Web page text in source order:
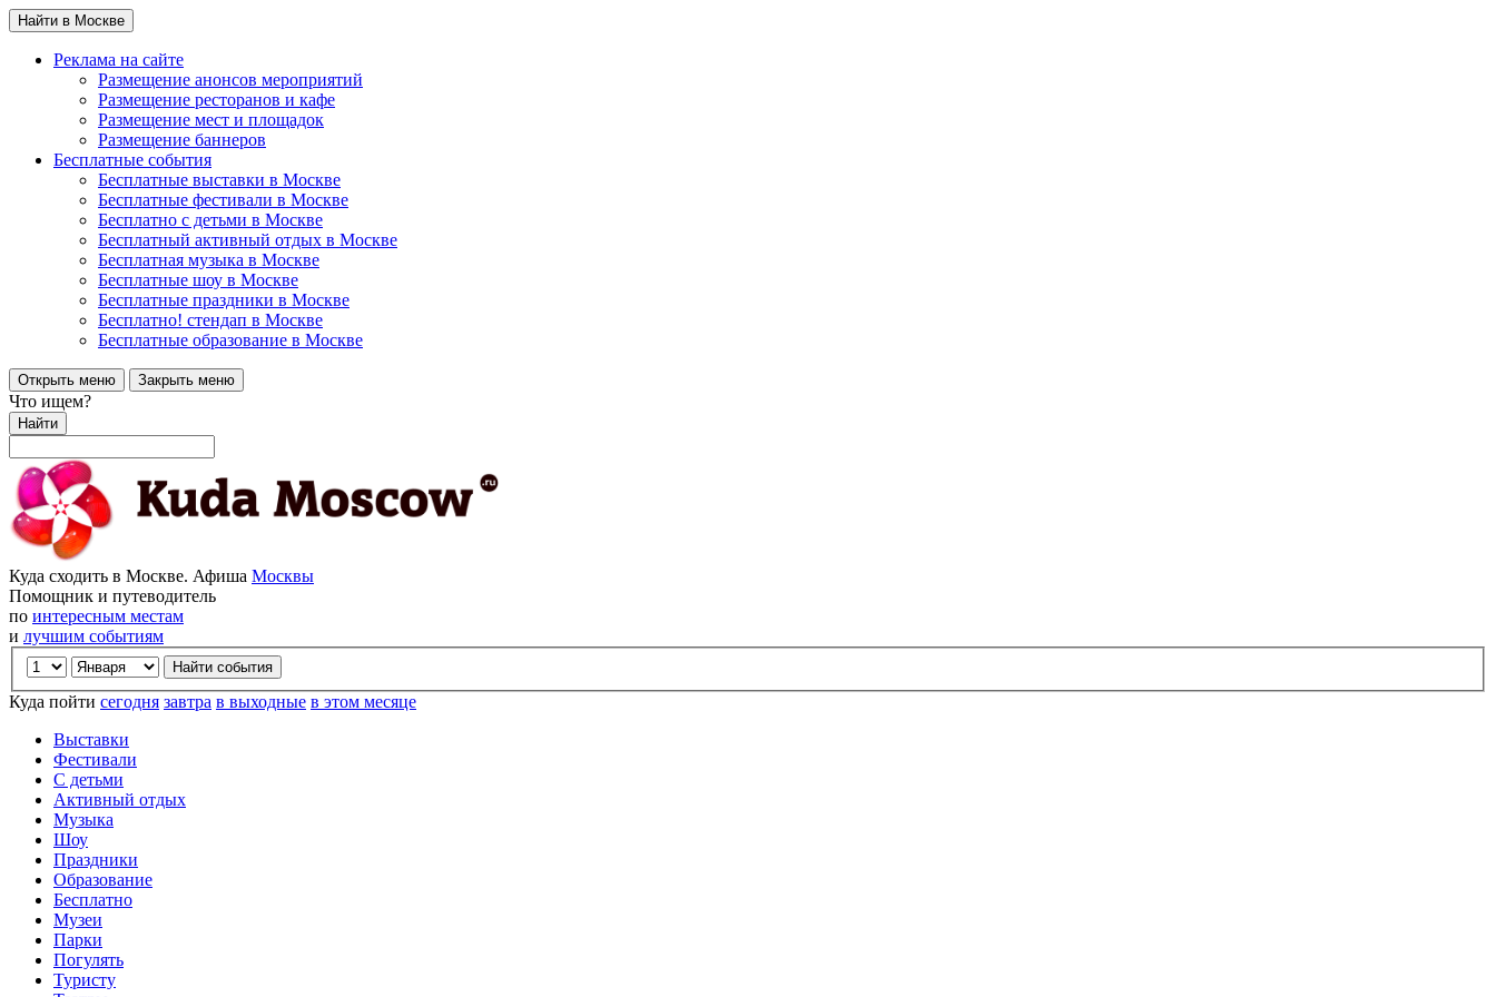
Найти в Москве
Реклама на сайте
Размещение анонсов мероприятий
Размещение ресторанов и кафе
Размещение мест и площадок
Размещение баннеров
Бесплатные события
Бесплатные выставки в Москве
Бесплатные фестивали в Москве
Бесплатно с детьми в Москве
Бесплатный активный отдых в Москве
Бесплатная музыка в Москве
Бесплатные шоу в Москве
Бесплатные праздники в Москве
Бесплатно! стендап в Москве
Бесплатные образование в Москве
Открыть меню Закрыть меню
Что ищем?
Найти
Куда сходить в Москве. Афиша Москвы
Помощник и путеводитель
по интересным местам
и лучшим событиям
Куда пойти сегодня завтра в выходные в этом месяце
Выставки
Фестивали
С детьми
Активный отдых
Музыка
Шоу
Праздники
Образование
Бесплатно
Музеи
Парки
Погулять
Туристу